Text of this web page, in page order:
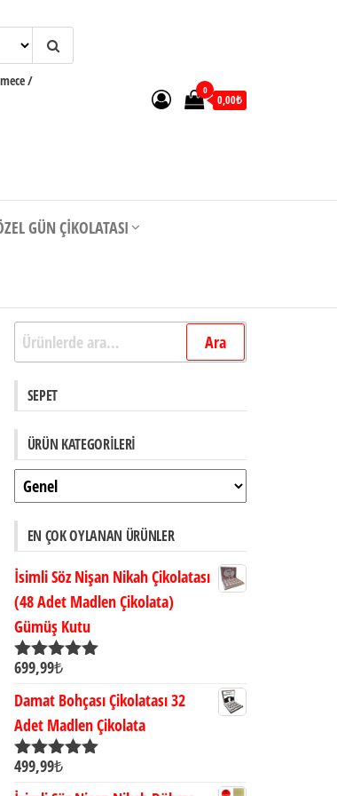
/
0
0,00₺
GÜN ÇIKOLATASI
Ara: Ara
SEPET
ÜRÜN KATEGORILERI
EN ÇOK OYLANAN ÜRÜNLER
İsimli Söz Nişan Nikah Çikolatası
(48 Adet Madlen Çikolata)
Gümüş Kutu
5 üzerinden
699,99₺
Damat Bohçası Çikolatası 32
Adet Madlen Çikolata
5 üzerinden
499,99₺